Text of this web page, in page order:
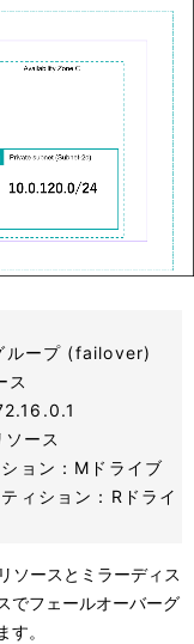
ループ (failover)
ース
ン：Mドライブ
ション：Rドライ
ソースとミラーディス
でフェールオーバーグ
。